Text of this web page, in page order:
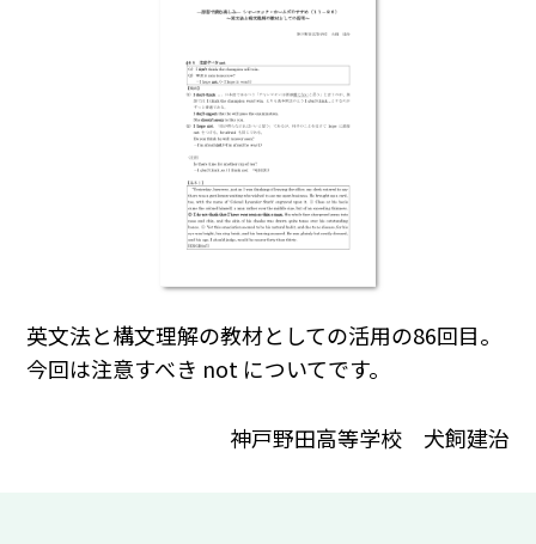
英文法と構文理解の教材としての活用の86回目。
今回は注意すべき not についてです。
神戸野田高等学校 犬飼建治